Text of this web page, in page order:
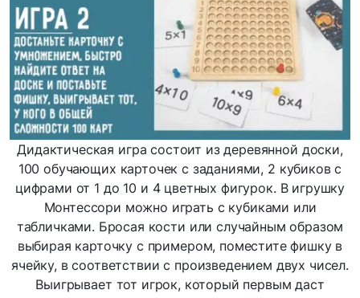
Дидактическая игра состоит из деревянной доски,
100 обучающих карточек с заданиями, 2 кубиков с
цифрами от 1 до 10 и 4 цветных фигурок. В игрушку
Монтессори можно играть с кубиками или
табличками. Бросая кости или случайным образом
выбирая карточку с примером, поместите фишку в
ячейку, в соответствии с произведением двух чисел.
Выигрывает тот игрок, который первым даст